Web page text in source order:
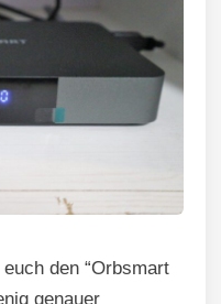
den “Orbsmart
genauer